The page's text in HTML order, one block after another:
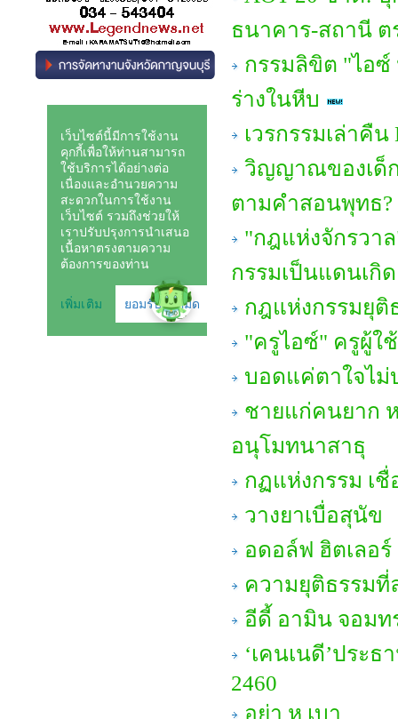
ธนาคาร-สถานี ต
กรรมลิขิต "ไอซ์
ร่างในหีบ
เวรกรรมเล่าคื
วิญญาณของเด็ก
ตามคำสอนพุทธ?
"กฎแห่งจักรวา
กรรมเป็นแดนเกิด
กฎแห่งกรรมยุติ
"ครูไอซ์" ครูผู้ใ
บอดแค่ตาใจไม่
ชายแก่คนยาก
อนุโมทนาสาธุ
กฏแห่งกรรม เ
วางยาเบื่อสุนัข
อดอล์ฟ ฮิตเลอ
ความยุติธรรมที่
อีดี้ อามิน จอม
‘เคนเนดี’ประ
2460
อย่า หู เบา